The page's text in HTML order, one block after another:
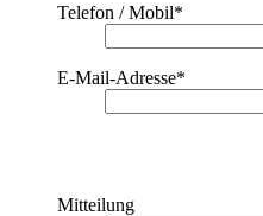
Telefon / Mobil*
E-Mail-Adresse*
Mitteilung